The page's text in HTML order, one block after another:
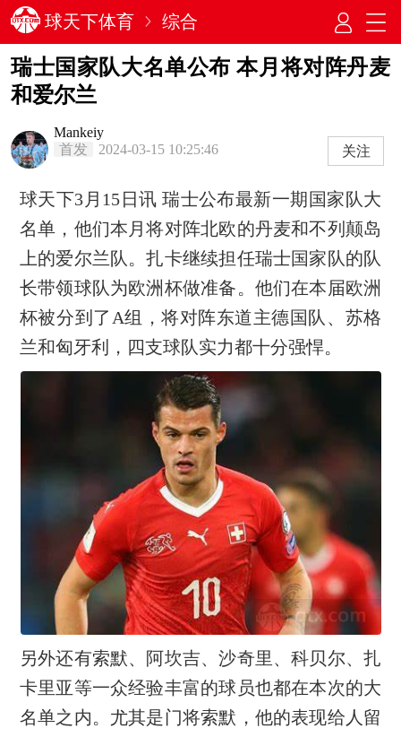
球天下体育 综合
瑞士国家队大名单公布 本月将对阵丹麦
和爱尔兰
Mankeiy
首发
2024-03-15 10:25:46 关注
球天下3月15日讯 瑞士公布最新一期国家队大
名单，他们本月将对阵北欧的丹麦和不列颠岛
上的爱尔兰队。扎卡继续担任瑞士国家队的队
长带领球队为欧洲杯做准备。他们在本届欧洲
杯被分到了A组，将对阵东道主德国队、苏格
兰和匈牙利，四支球队实力都十分强悍。
另外还有索默、阿坎吉、沙奇里、科贝尔、扎
卡里亚等一众经验丰富的球员也都在本次的大
名单之内。尤其是门将索默，他的表现给人留